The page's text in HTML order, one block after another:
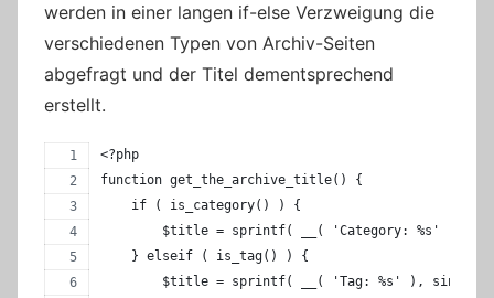
werden in einer langen if-else Verzweigung die
verschiedenen Typen von Archiv-Seiten
abgefragt und der Titel dementsprechend
erstellt.
<?php
function get_the_archive_title() {
    if ( is_category() ) {
$title = sprintf( __( 'Category: %s' ),
    } elseif ( is_tag() ) {
$title = sprintf( __( 'Tag: %s' ),